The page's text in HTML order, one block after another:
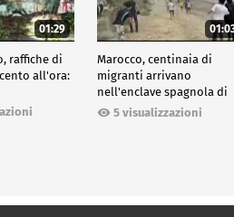
01:29
raffiche di
all'ora:
Marocco, centinaia di
migranti arrivano
nell'enclave spagnola di
Ceuta5 visualizzazioni